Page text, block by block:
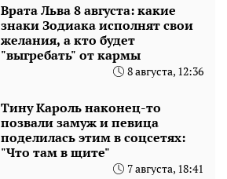
Врата Льва 8 августа: какие
знаки Зодиака исполнят свои
желания, а кто будет
"выгребать" от кармы
8 августа, 12:36
Тину Кароль наконец-то
позвали замуж и певица
поделилась этим в соцсетях:
"Что там в щите"
7 августа, 18:41